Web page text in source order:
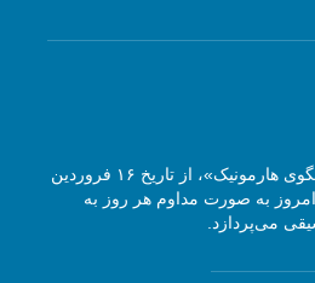
مجله آنلاین موسیقی «گفتگوی هارمونیک»، از تاریخ ۱۶ فروردین
تا امروز به صورت مداوم هر روز به
می‌پردازد.